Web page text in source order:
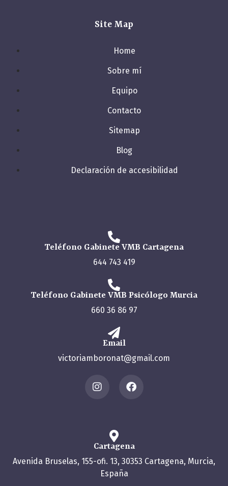
Site Map
Home
Sobre mí
Equipo
Contacto
Sitemap
Blog
Declaración de accesibilidad
Teléfono Gabinete VMB Cartagena
644 743 419
Teléfono Gabinete VMB Psicólogo Murcia
660 36 86 97
Email
victoriamboronat@gmail.com
Cartagena
Avenida Bruselas, 155-ofi. 13, 30353 Cartagena, Murcia,
España